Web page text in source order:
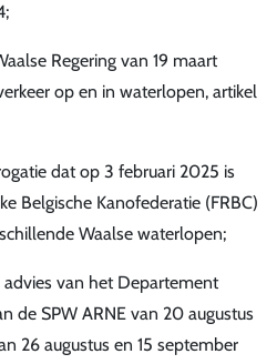
Regering van 19 maart
op en in waterlopen, artikel
dat op 3 februari 2025 is
Belgische Kanofederatie (FRBC)
Waalse waterlopen;
van het Departement
de SPW ARNE van 20 augustus
26 augustus en 15 september